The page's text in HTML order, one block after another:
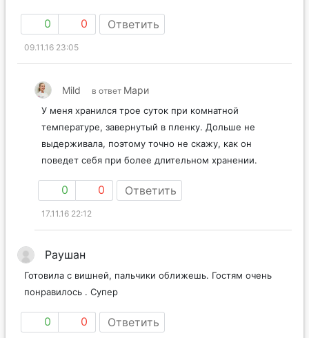
0 0 Ответить
09.11.16 23:05
Mild в ответ Мари
У меня хранился трое суток при комнатной
температуре, завернутый в пленку. Дольше не
выдерживала, поэтому точно не скажу, как он
поведет себя при более длительном хранении.
0 0 Ответить
17.11.16 22:12
Раушан
Готовила с вишней, пальчики оближешь. Гостям очень
понравилось . Супер
0 0 Ответить